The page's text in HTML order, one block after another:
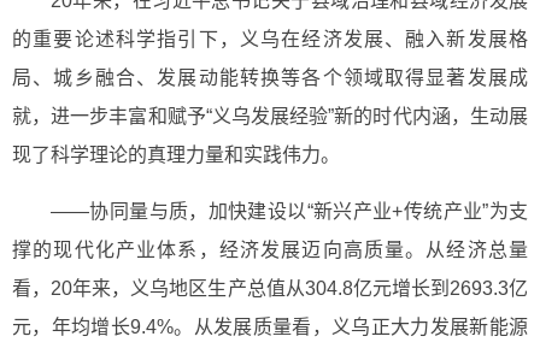
的重要论述科学指引下，义乌在经济发展、融入新发展格
局、城乡融合、发展动能转换等各个领域取得显著发展成
就，进一步丰富和赋予“义乌发展经验”新的时代内涵，生动展
现了科学理论的真理力量和实践伟力。
——协同量与质，加快建设以“新兴产业+传统产业”为支
撑的现代化产业体系，经济发展迈向高质量。从经济总量
看，20年来，义乌地区生产总值从304.8亿元增长到2693.3亿
元，年均增长9.4%。从发展质量看，义乌正大力发展新能源